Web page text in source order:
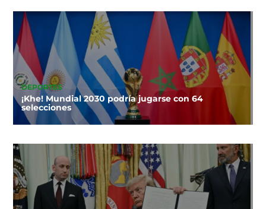
DEPORTES
¡Khe! Mundial 2030 podría jugarse con 64
selecciones